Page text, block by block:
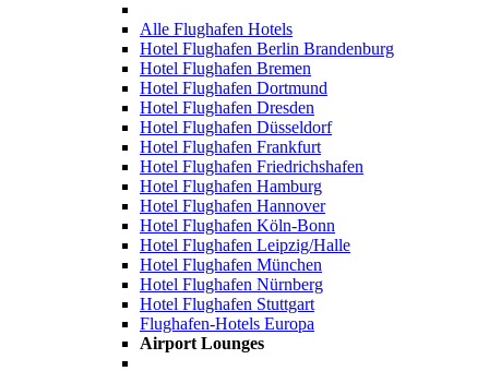
Alle Flughafen Hotels
Hotel Flughafen Berlin Brandenburg
Hotel Flughafen Bremen
Hotel Flughafen Dortmund
Hotel Flughafen Dresden
Hotel Flughafen Düsseldorf
Hotel Flughafen Frankfurt
Hotel Flughafen Friedrichshafen
Hotel Flughafen Hamburg
Hotel Flughafen Hannover
Hotel Flughafen Köln-Bonn
Hotel Flughafen Leipzig/Halle
Hotel Flughafen München
Hotel Flughafen Nürnberg
Hotel Flughafen Stuttgart
Flughafen-Hotels Europa
Airport Lounges